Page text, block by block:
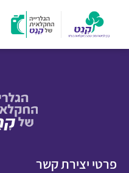
פרטי יצירת קשר